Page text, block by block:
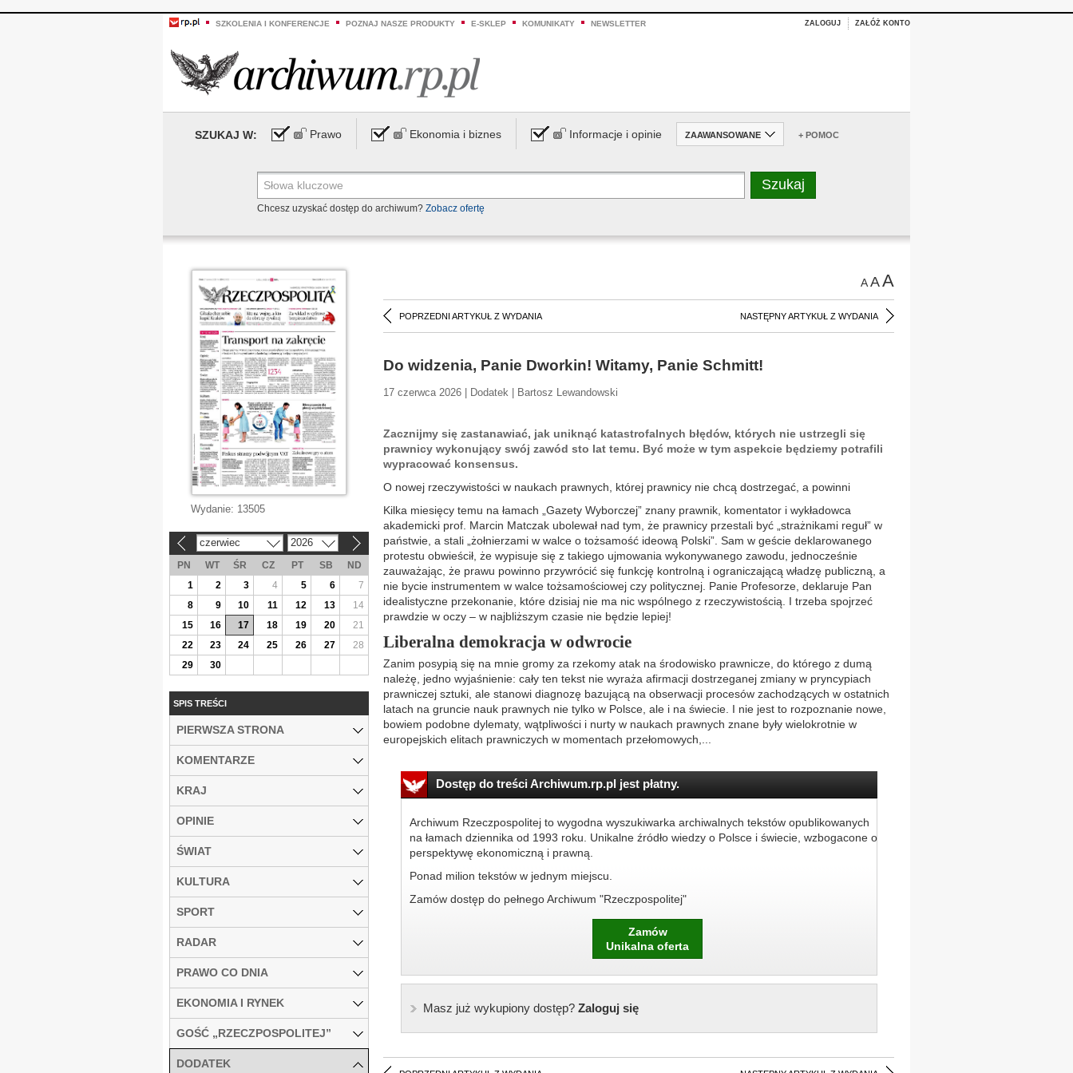
SZKOLENIA I KONFERENCJE POZNAJ NASZE PRODUKTY E-SKLEP KOMUNIKATY NEWSLETTER ZALOGUJ ZAŁÓŻ KONTO
SZUKAJ W: Prawo Ekonomia i biznes Informacje i opinie ZAAWANSOWANE + POMOC
Chcesz uzyskać dostęp do archiwum? Zobacz ofertę
AAA
POPRZEDNI ARTYKUŁ Z WYDANIA NASTĘPNY ARTYKUŁ Z WYDANIA
Do widzenia, Panie Dworkin! Witamy, Panie Schmitt!
17 czerwca 2026 | Dodatek | Bartosz Lewandowski
Zacznijmy się zastanawiać, jak uniknąć katastrofalnych błędów, których nie ustrzegli się
prawnicy wykonujący swój zawód sto lat temu. Być może w tym aspekcie będziemy potrafili
wypracować konsensus.
O nowej rzeczywistości w naukach prawnych, której prawnicy nie chcą dostrzegać, a powinni
Kilka miesięcy temu na łamach „Gazety Wyborczej” znany prawnik, komentator i wykładowca
akademicki prof. Marcin Matczak ubolewał nad tym, że prawnicy przestali być „strażnikami reguł” w
państwie, a stali „żołnierzami w walce o tożsamość ideową Polski”. Sam w geście deklarowanego
protestu obwieścił, że wypisuje się z takiego ujmowania wykonywanego zawodu, jednocześnie
zauważając, że prawu powinno przywrócić się funkcję kontrolną i ograniczającą władzę publiczną, a
nie bycie instrumentem w walce tożsamościowej czy politycznej. Panie Profesorze, deklaruje Pan
idealistyczne przekonanie, które dzisiaj nie ma nic wspólnego z rzeczywistością. I trzeba spojrzeć
prawdzie w oczy – w najbliższym czasie nie będzie lepiej!
Liberalna demokracja w odwrocie
Zanim posypią się na mnie gromy za rzekomy atak na środowisko prawnicze, do którego z dumą
należę, jedno wyjaśnienie: cały ten tekst nie wyraża afirmacji dostrzeganej zmiany w pryncypiach
prawniczej sztuki, ale stanowi diagnozę bazującą na obserwacji procesów zachodzących w ostatnich
latach na gruncie nauk prawnych nie tylko w Polsce, ale i na świecie. I nie jest to rozpoznanie nowe,
bowiem podobne dylematy, wątpliwości i nurty w naukach prawnych znane były wielokrotnie w
europejskich elitach prawniczych w momentach przełomowych,...
Dostęp do treści Archiwum.rp.pl jest płatny.
Archiwum Rzeczpospolitej to wygodna wyszukiwarka archiwalnych tekstów opublikowanych
na łamach dziennika od 1993 roku. Unikalne źródło wiedzy o Polsce i świecie, wzbogacone o
perspektywę ekonomiczną i prawną.
Ponad milion tekstów w jednym miejscu.
Zamów dostęp do pełnego Archiwum "Rzeczpospolitej"
Zamów
Unikalna oferta
Masz już wykupiony dostęp?Zaloguj się
Wydanie: 13505
czerwiec 2026
PN WT ŚR CZ PT SB
ND
1
2 3 4 5 6
7
8
9 10 11 12 13
14
15
16 17 18 19 20
21
22
23 24 25 26 27
28
29
30
SPIS TREŚCI
PIERWSZA STRONA
KOMENTARZE
KRAJ
OPINIE
ŚWIAT
KULTURA
SPORT
RADAR
PRAWO CO DNIA
EKONOMIA I RYNEK
GOŚĆ „RZECZPOSPOLITEJ”
DODATEK